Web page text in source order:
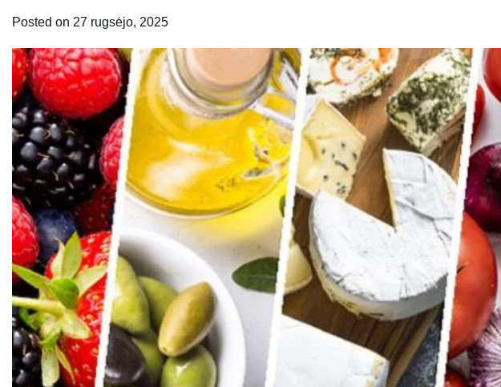
Posted on 27 rugsėjo, 2025